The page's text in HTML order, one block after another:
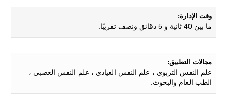
وقت الإدارة:
ما بين 40 ثانية و 5 دقائق ونصف تقريبًا.
مجالات التطبيق:
علم النفس التربوي ، علم النفس العيادي ، علم النفس العصبي ،
الطب العام والبحوث.